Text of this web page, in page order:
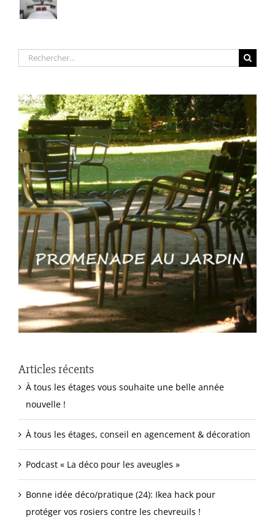
Rechercher:
Articles récents
À tous les étages vous souhaite une belle année
nouvelle !
À tous les étages, conseil en agencement & décoration
Podcast « La déco pour les aveugles »
Bonne idée déco/pratique (24): Ikea hack pour
protéger vos rosiers contre les chevreuils !